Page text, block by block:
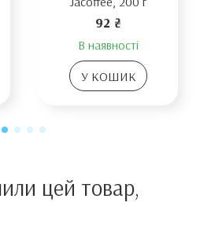
92 ₴
В наявності
У КОШИК
цей товар,